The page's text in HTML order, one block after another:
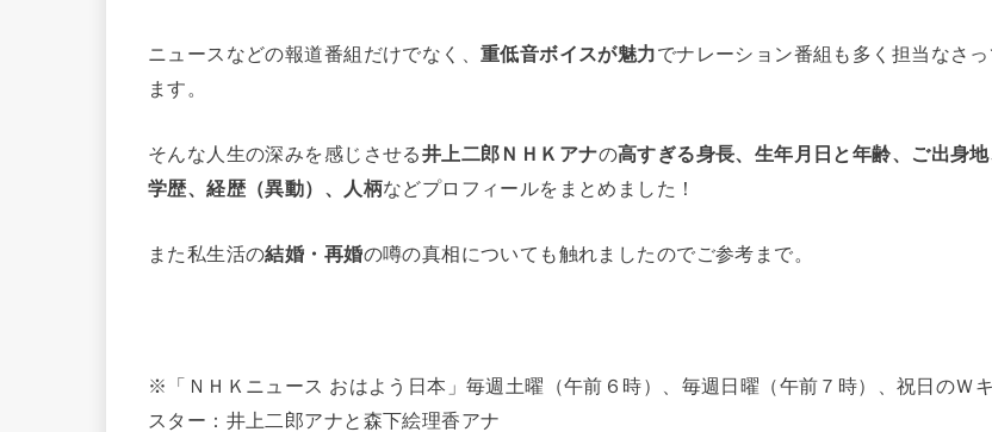
ニュースなどの報道番組だけでなく、重低音ボイスが魅力でナレーション番組も多く担当なさっ
ます。
そんな人生の深みを感じさせる井上二郎ＮＨＫアナの高すぎる身長、生年月日と年齢、ご出身地
学歴、経歴（異動）、人柄などプロフィールをまとめました！
また私生活の結婚・再婚の噂の真相についても触れましたのでご参考まで。
※「ＮＨＫニュース おはよう日本」毎週土曜（午前６時）、毎週日曜（午前７時）、祝日のＷ
スター：井上二郎アナと森下絵理香アナ